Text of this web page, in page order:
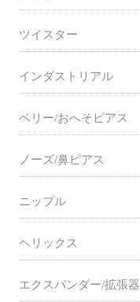
ツイスター
インダストリアル
ベリー/おへそピアス
ノーズ/鼻ピアス
ニップル
ヘリックス
エクスパンダー/拡張器